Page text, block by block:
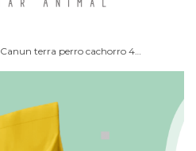
Canun terra perro cachorro 4 kg